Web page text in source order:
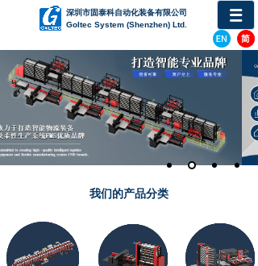
深圳 市固泰科自动化装备有限公司
Goltec System (Shenzhen) Ltd.
我们的产品分类